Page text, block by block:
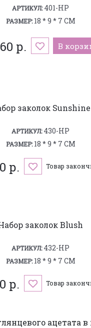
АРТИКУЛ:401-HP
РАЗМЕР:18 * 9 * 7 СМ
р. В
заколок Sunshine
АРТИКУЛ:430-HP
РАЗМЕР:18 * 9 * 7 СМ
р. Товар
заколок Blush
АРТИКУЛ:432-HP
РАЗМЕР:18 * 9 * 7 СМ
р. Товар